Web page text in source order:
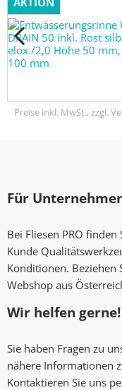
Preise inkl. MwSt., zzgl.
Für
Bei Fliesen PRO
Kunde
Konditionen. Beziehen
Webshop aus
Wir helfen gerne!
Sie haben Fragen zu
nähere Informationen
Kontaktieren Sie uns